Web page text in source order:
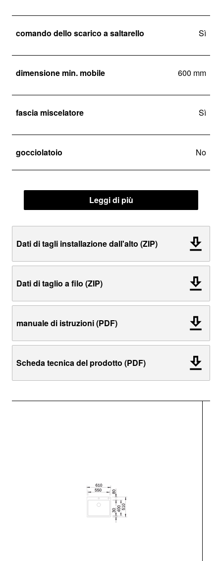
comando dello scarico a saltarello Sì
dimensione min. mobile 600 mm
fascia miscelatore Sì
gocciolatoio No
Leggi di più
Dati di tagli installazione dall'alto (ZIP)
Dati di taglio a filo (ZIP)
manuale di istruzioni (PDF)
Scheda tecnica del prodotto (PDF)